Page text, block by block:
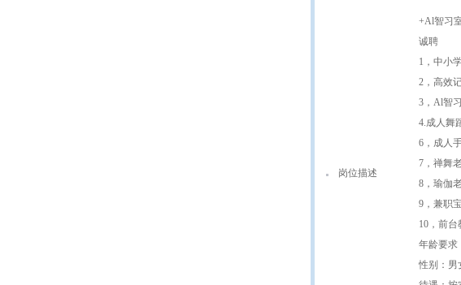
岗位描述
+Al智习室
诚聘
1，中小
2，高效
3，Al智
4.成人舞
6，成人
7，禅舞
8，瑜伽
9，兼职
10，前台
年龄要求
性别：男